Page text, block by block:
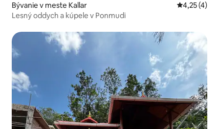
Bývanie v meste Kallar Priemerné
4,25 (4)
Lesný oddych a kúpele v Ponmudi